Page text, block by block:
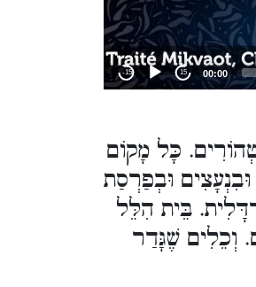
כָּל מָקוֹם
וּבְפַרְסַת
בֵּית הִלֵּל
וְכֵלִים שֶׁגָּדַר